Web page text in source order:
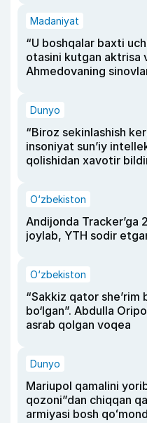
Madaniyat
“U boshqalar baxti
otasini kutgan aktrisa
Ahmedovaning
Dunyo
“Biroz sekinlashish
insoniyat sun’iy
qolishidan xavotir
O‘zbekiston
Andijonda Tracker’ga
joylab, YTH sodir
O‘zbekiston
“Sakkiz qator
bo‘lgan”. Abdulla
asrab qolgan voqea
Dunyo
Mariupol qamalini
qozoni”dan chiqqan
armiyasi bosh